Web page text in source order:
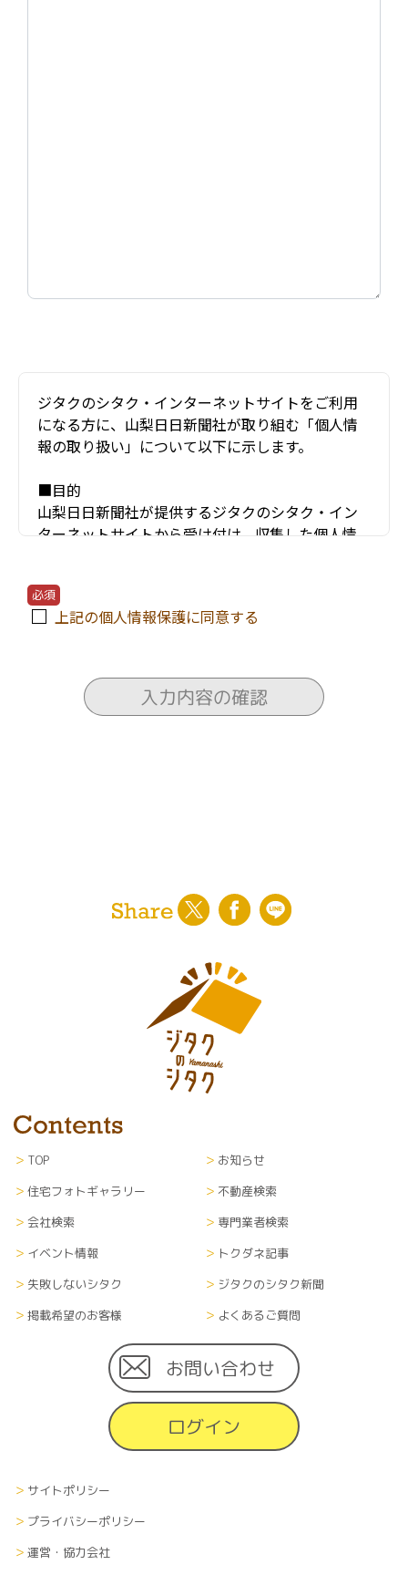
ジタクのシタク・インターネットサイトをご利用
になる方に、山梨日日新聞社が取り組む「個人情
報の取り扱い」について以下に示します。
■目的
山梨日日新聞社が提供するジタクのシタク・イン
ターネットサイトから受け付け、収集した個人情
し、他の目的には使用しません。
〇当サービスの安全な運営に必要な不正対策
〇当サービスの改善・新規開発
解析、分析、マーケティング、統計データの作成
〇当社が編集・発行運営する新聞紙面、ウェブサ
※なお、上記サービスの提供は、退会により中止
することが出来ます。
利用者のプライバシー保護のため、利用者の了解
を得ることなく第三者に開示することはありませ
当サイトにて収集した個人情報（あらゆる媒体形
式全て）については、当社内に管理責任者を置
き、漏洩や流出、改ざん等のないよう適切に管理
し、継続的に運営します。また、登録者がサイト掲
載住宅会社に対して個人情報を渡した場合、個人
情報の取扱に関しては、各企業の方針に準じます。
■情報の削除、破棄及び変更について
当サイトにて収集した利用者の個人情報（あらゆ
る媒体形式すべて）は、本人の申し出により、本人
に関する情報のすべてまたは一部を削除、破棄また
は変更できるものとします。その際、申し出者の本
人確認を、当社が指定する方法で行います。
利用者が当サイトを利用するために必要な通信費
や接続料などの費用の一切は、利用者の負担とし
通知する場合、その受信にかかる費用も受信者の
必須
上記の個人情報保護に同意する
入力内容の確認
TOP
お知らせ
住宅フォトギャラリー
不動産検索
会社検索
専門業者検索
イベント情報
トクダネ記事
失敗しないシタク
ジタクのシタク新聞
掲載希望のお客様
よくあるご質問
お問い合わせ
ログイン
サイトポリシー
プライバシーポリシー
運営・協力会社